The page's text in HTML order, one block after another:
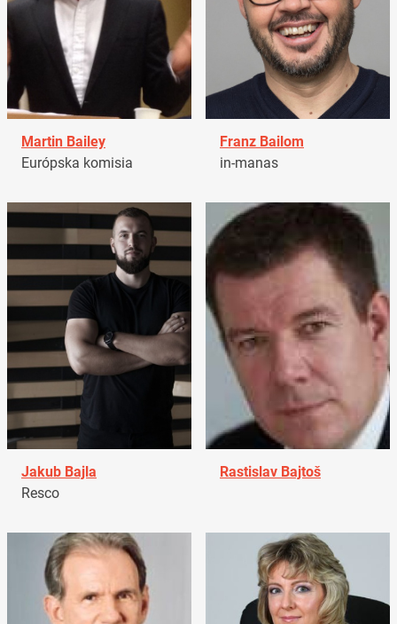
Martin Bailey
Európska komisia
Franz Bailom
in-manas
Jakub Bajla
Resco
Rastislav Bajtoš